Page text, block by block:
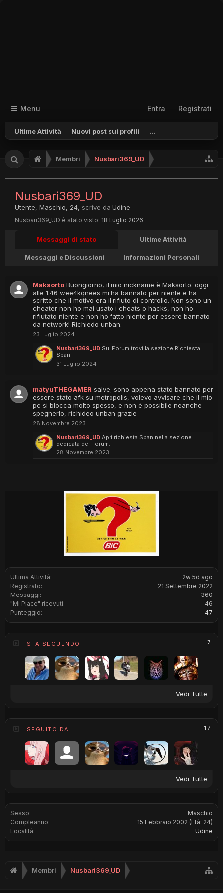
Menu
Ultime Attività Nuovi post sui profili ...
Entra Registrati
Membri Nusbari369_UD
Ultima Attività:
2w 5d ago
Registrato:
21 Settembre 2022
Messaggi:
360
"Mi Piace" ricevuti:
46
Punteggio:
47
STA SEGUENDO 7
Vedi Tutte
SEGUITO DA 17
Vedi Tutte
Sesso:
Maschio
Compleanno:
15 Febbraio 2002 (Età: 24)
Località:
Udine
Nusbari369_UD
Utente, Maschio, 24, scrive da Udine
Nusbari369_UD è stato visto: 18 Luglio 2026
Messaggi di stato Ultime Attività
Messaggi e Discussioni Informazioni Personali
Maksorto Buongiorno, il mio nickname è Maksorto. oggi
alle 1:46 wee4kqnees mi ha bannato per niente e ha
scritto che il motivo era il rifiuto di controllo. Non sono un
cheater non ho mai usato i cheats o hacks, non ho
rifiutato niente e non ho fatto niente per essere bannato
da network! Richiedo unban.
23 Luglio 2024
Nusbari369_UD Sul Forum trovi la sezione Richiesta
Sban.
31 Luglio 2024
matyuTHEGAMER salve, sono appena stato bannato per
essere stato afk su metropolis, volevo avvisare che il mio
pc si blocca molto spesso, e non è possibile neanche
spegnerlo, richideo unban grazie
28 Novembre 2023
Nusbari369_UD Apri richiesta Sban nella sezione
dedicata del Forum.
28 Novembre 2023
Membri Nusbari369_UD